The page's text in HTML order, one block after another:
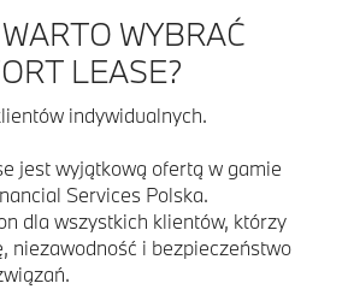
WYBRAĆ
LEASE?
indywidualnych.
jest wyjątkową ofertą w gamie
Services Polska.
dla wszystkich klientów, którzy
niezawodność i bezpieczeństwo